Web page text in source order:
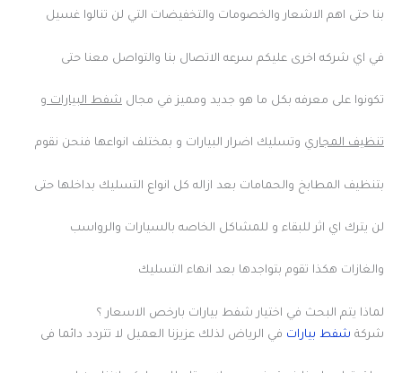
بنا حتى اهم الاشعار والخصومات والتخفيضات التي لن تنالوا غسيل
في اي شركه اخرى عليكم سرعه الاتصال بنا والتواصل معنا حتى
تكونوا على معرفه بكل ما هو جديد ومميز في مجال شفط البيارات و
تنظيف المجاري وتسليك اضرار البيارات و بمختلف انواعها فنحن نقوم
بتنظيف المطابخ والحمامات بعد ازاله كل انواع التسليك بداخلها حتى
لن يترك اي اثر للبقاء و للمشاكل الخاصه بالسيارات والرواسب
والغازات هكذا تقوم بتواجدها بعد انهاء التسليك
لماذا يتم البحث في اختيار شفط بيارات بارخص الاسعار ؟
شركة شفط بيارات في الرياض لذلك عزيزنا العميل لا تتردد دائما فى